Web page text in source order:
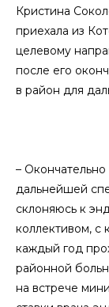
Кристина
приехала из
целевому
после его
в район для
–
дальнейшей
склоняюсь к
коллективом, с
каждый год
районной
на встрече